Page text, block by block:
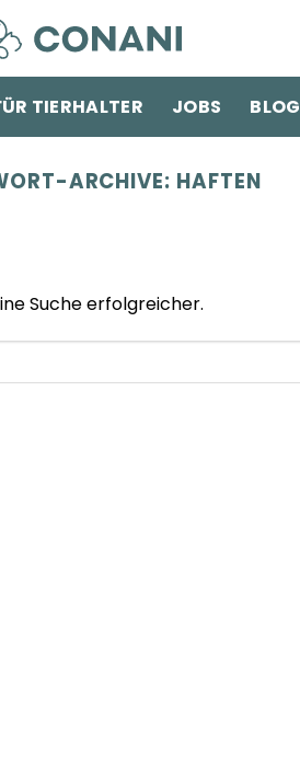
TIERHALTER JOBS BLOG
ARCHIVE: HAFTEN
Suche erfolgreicher.